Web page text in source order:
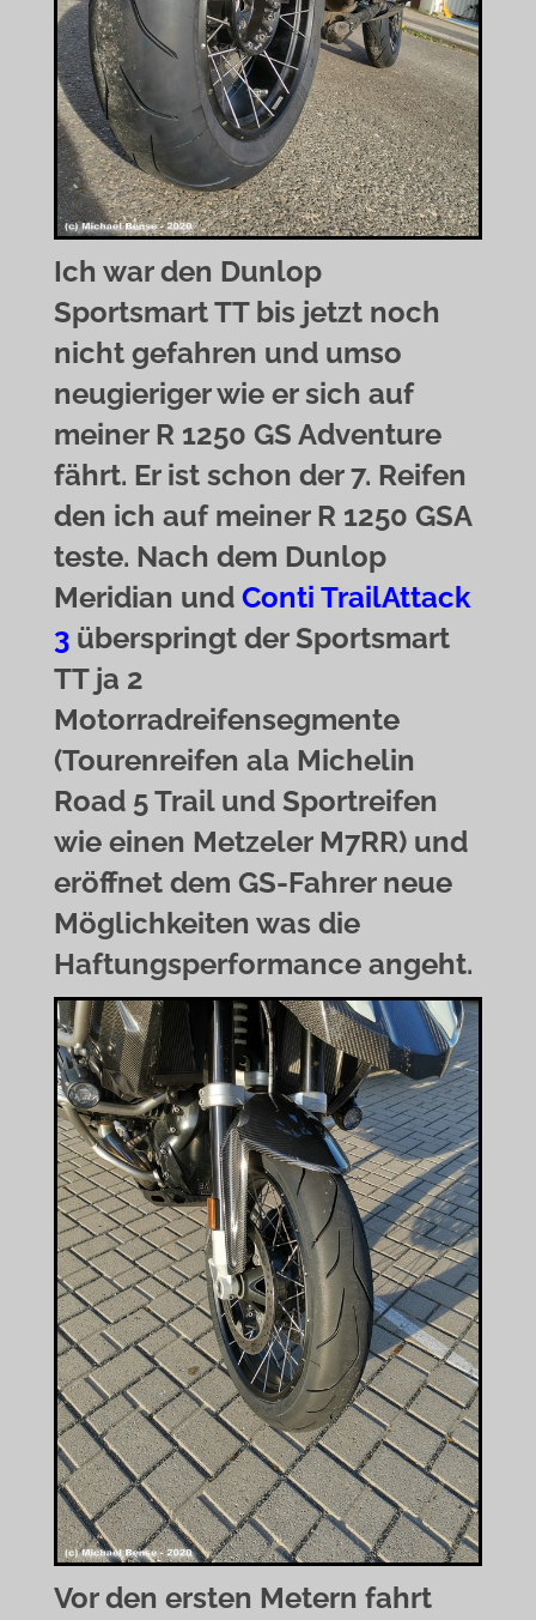
Ich war den Dunlop
Sportsmart TT bis jetzt noch
nicht gefahren und umso
neugieriger wie er sich auf
meiner R 1250 GS Adventure
fährt. Er ist schon der 7. Reifen
den ich auf meiner R 1250 GSA
teste. Nach dem Dunlop
Meridian und Conti TrailAttack
3 überspringt der Sportsmart
TT ja 2
Motorradreifensegmente
(Tourenreifen ala Michelin
Road 5 Trail und Sportreifen
wie einen Metzeler M7RR) und
eröffnet dem GS-Fahrer neue
Möglichkeiten was die
Haftungsperformance angeht.
Vor den ersten Metern fahrt